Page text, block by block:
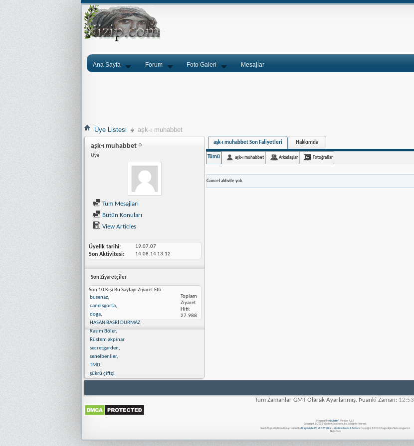
Ana Sayfa Forum Foto Galeri Mesajlar
Üye Listesi aşk-ı muhabbet
aşk-ı muhabbet
Üye
Tüm Mesajları
Bütün Konuları
View Articles
Üyelik tarihi 19.07.07
Son Aktivitesi 14.08.14 13:12
Son Ziyaretçiler
Son 10 Kişi Bu Sayfayı Ziyaret Etti.
busenaz,
canelsgorta,
doga,
HASAN BASRİ DURMAZ,
Kasım Böler,
Rüstem akpinar,
secretgarden,
senelbenlier,
TMD,
şükrü çiftçi
Toplam
Ziyaret
Hiti:
27.988
aşk-ı muhabbet Son Faliyetleri Hakkımda
Tümü aşk-ı muhabbet Arkadaşlar Fotoğraflar
Güncel aktivite yok.
Tüm Zamanlar GMT Olarak Ayarlanmış. Þuanki Zaman: 12:53
Powered by vBulletin® Version 4.2.5
Copyright © 2026 vBulletin Solutions, Inc. All rights reserved.
Search Engine Optimisation provided by DragonByte SEO v2.0.39 (Lite)- vBulletin Mods & AddonsCopyright © 2026 DragonByte Technologies Ltd.
Nizip.Com